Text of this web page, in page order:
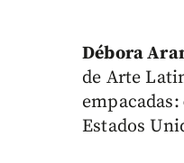
Débora
de Arte
empacadas:
Estados